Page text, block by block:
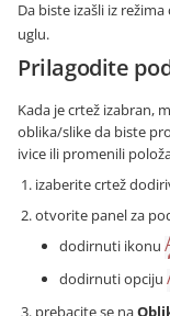
Da biste izašli iz
uglu.
Prilagodite
Kada je crtež izabran,
oblika/slike da biste
ivice ili promenili
izaberite crtež
otvorite panel za
dodirnuti ikonu
dodirnuti opciju
prebacite se na